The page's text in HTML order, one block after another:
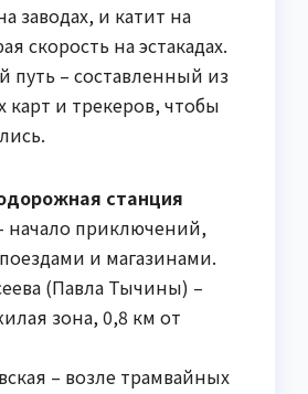
заводах, и катит на
скорость на эстакадах.
путь – составленный из
и трекеров, чтобы
станция
начало приключений,
и магазинами.
(Павла Тычины) –
зона, 0,8 км от
– возле трамвайных